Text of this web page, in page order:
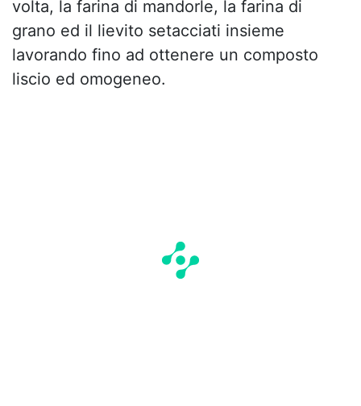
volta, la farina di mandorle, la farina di
grano ed il lievito setacciati insieme
lavorando fino ad ottenere un composto
liscio ed omogeneo.